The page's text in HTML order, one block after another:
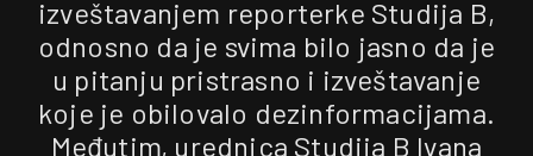
izveštavanjem reporterke Studija B,
odnosno da je svima bilo jasno da je
u pitanju pristrasno i izveštavanje
koje je obilovalo dezinformacijama.
Međutim, urednica Studija B Ivana